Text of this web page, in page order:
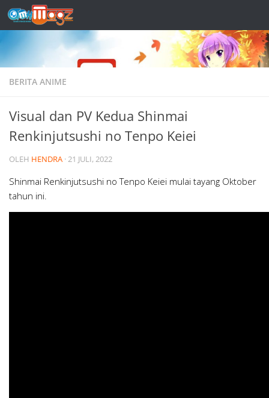
Skip to content
BERITA ANIME
Visual dan PV Kedua Shinmai
Renkinjutsushi no Tenpo Keiei
OLEH HENDRA ·21 JULI, 2022
Shinmai Renkinjutsushi no Tenpo Keiei mulai tayang Oktober
tahun ini.